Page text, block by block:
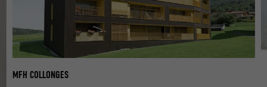
MFH COLLONGES